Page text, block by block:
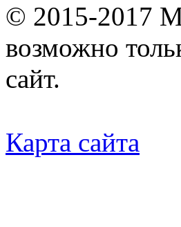
© 2015-2017
возможно
сайт.
Карта сайта